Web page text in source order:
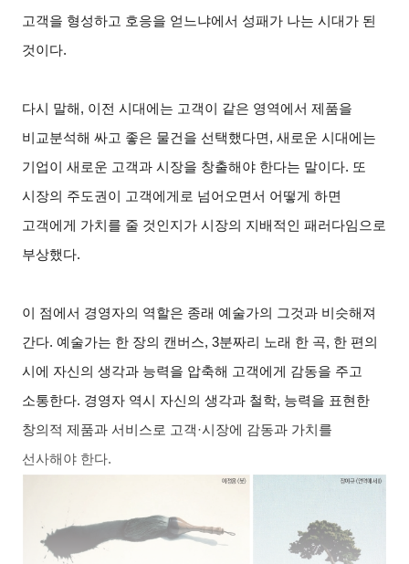
고객을 형성하고 호응을 얻느냐에서 성패가 나는 시대가 된
것이다.
다시 말해, 이전 시대에는 고객이 같은 영역에서 제품을
비교분석해 싸고 좋은 물건을 선택했다면, 새로운 시대에는
기업이 새로운 고객과 시장을 창출해야 한다는 말이다. 또
시장의 주도권이 고객에게로 넘어오면서 어떻게 하면
고객에게 가치를 줄 것인지가 시장의 지배적인 패러다임으로
부상했다.
이 점에서 경영자의 역할은 종래 예술가의 그것과 비슷해져
간다. 예술가는 한 장의 캔버스, 3분짜리 노래 한 곡, 한 편의
시에 자신의 생각과 능력을 압축해 고객에게 감동을 주고
소통한다. 경영자 역시 자신의 생각과 철학, 능력을 표현한
창의적 제품과 서비스로 고객·시장에 감동과 가치를
선사해야 한다.